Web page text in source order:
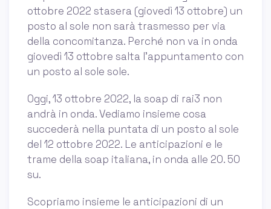
ottobre 2022 stasera (giovedì 13 ottobre) un
posto al sole non sarà trasmesso per via
della concomitanza. Perché non va in onda
giovedì 13 ottobre salta l'appuntamento con
un posto al sole sole.
Oggi, 13 ottobre 2022, la soap di rai3 non
andrà in onda. Vediamo insieme cosa
succederà nella puntata di un posto al sole
del 12 ottobre 2022. Le anticipazioni e le
trame della soap italiana, in onda alle 20. 50
su.
Scopriamo insieme le anticipazioni di un